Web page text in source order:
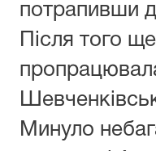
потрапивши
Після того
Минуло